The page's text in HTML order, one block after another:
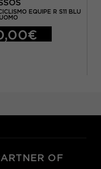
EQUIPE R S11 BLU
OF